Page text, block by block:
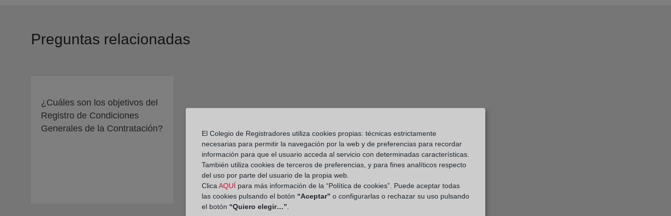
Preguntas relacionadas
¿Cuáles son los objetivos del
Registro de Condiciones
Generales de la Contratación?
El Colegio de Registradores utiliza cookies propias: técnicas estrictamente
necesarias para permitir la navegación por la web y de preferencias para recordar
información para que el usuario acceda al servicio con determinadas características.
También utiliza cookies de terceros de preferencias, y para fines analíticos respecto
del uso por parte del usuario de la propia web.
ClicaAQUÍ para más información de la “Política de cookies”. Puede aceptar todas
las cookies pulsando el botón “Aceptar” o configurarlas o rechazar su uso pulsando
el botón “Quiero elegir…”.